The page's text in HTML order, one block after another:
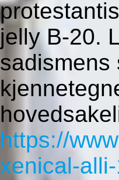
jelly B-20.
sadismens
https://
xenical-